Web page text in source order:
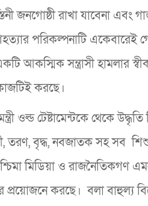
জনগোষ্ঠী রাখা যাবেনা এবং
পরিকল্পনাটি
আকস্মিক সন্ত্রাসী হামলার
করছে।
ওল্ড টেষ্টামেন্টকে থেকে
তরণ, বৃদ্ধ, নবজাতক সহ সব
মিডিয়া ও রাজনৈতিকগণ
প্রয়োজনে করছে। বলা বাহুল্য